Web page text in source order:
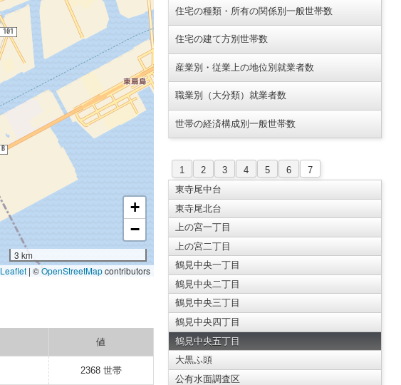
+
−
3 km
Leaflet | ©OpenStreetMapcontributors
値
2368 世帯
住宅の種類・所有の関係別一般世帯数
住宅の建て方別世帯数
産業別・従業上の地位別就業者数
職業別（大分類）就業者数
世帯の経済構成別一般世帯数
1 2 3 4 5 6
7
東寺尾中台
東寺尾北台
上の宮一丁目
上の宮二丁目
鶴見中央一丁目
鶴見中央二丁目
鶴見中央三丁目
鶴見中央四丁目
鶴見中央五丁目
大黒ふ頭
公有水面調査区